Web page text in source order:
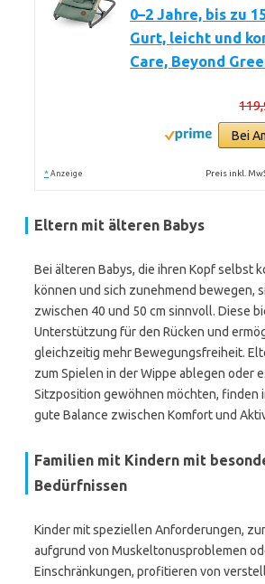
0–2 Jahre, bis zu
Gurt, leicht und
Care, Beyond
Bei
* Anzeige Preis inkl.
Eltern mit älteren Babys
Bei älteren Babys, die ihren Kopf selbst
können und sich zunehmend bewegen,
zwischen 40 und 50 cm sinnvoll. Diese
Unterstützung für den Rücken und
gleichzeitig mehr Bewegungsfreiheit.
zum Spielen in der Wippe ablegen oder
Sitzposition gewöhnen möchten, finden
gute Balance zwischen Komfort und
Familien mit Kindern mit
Bedürfnissen
Kinder mit speziellen Anforderungen,
aufgrund von Muskeltonusproblemen
Einschränkungen, profitieren von